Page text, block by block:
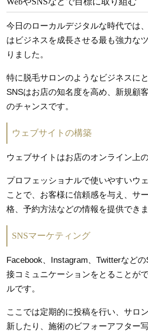
今日のローカルデジタルな時代では
はビジネスを成長させる最も強力な
りました。
特に脱毛サロンのようなビジネスに
SNSはお店の知名度を高め、新規顧
のチャンスです。
ウェブサイトの構築
ウェブサイトはお店のオンライン上
プロフェッショナルで使いやすいウ
ことで、お客様に信頼感を与え、サ
格、予約方法などの情報を提供できま
SNSマーケティング
Facebook、Instagram、Twitterなど
接コミュニケーションをとることが
ルです。
ここでは定期的に投稿を行い、サロ
新したり、施術のビフォーアフター